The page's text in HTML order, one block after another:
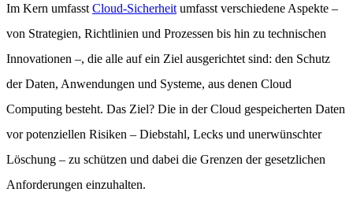
Im Kern umfasst Cloud-Sicherheit umfasst verschiedene Aspekte –
von Strategien, Richtlinien und Prozessen bis hin zu technischen
Innovationen –, die alle auf ein Ziel ausgerichtet sind: den Schutz
der Daten, Anwendungen und Systeme, aus denen Cloud
Computing besteht. Das Ziel? Die in der Cloud gespeicherten Daten
vor potenziellen Risiken – Diebstahl, Lecks und unerwünschter
Löschung – zu schützen und dabei die Grenzen der gesetzlichen
Anforderungen einzuhalten.